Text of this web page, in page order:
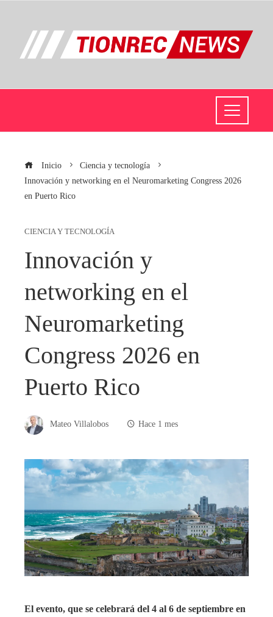
Inicio
Ciencia y tecnología
Innovación y networking en el Neuromarketing Congress 2026
en Puerto Rico
CIENCIA Y TECNOLOGÍA
Innovación y
networking en el
Neuromarketing
Congress 2026 en
Puerto Rico
Mateo Villalobos Hace 1 mes
El evento, que se celebrará del 4 al 6 de septiembre en